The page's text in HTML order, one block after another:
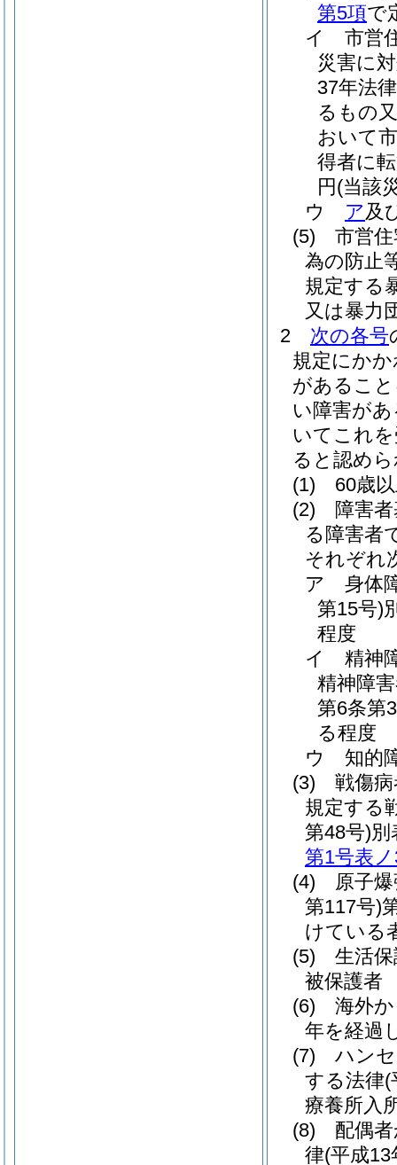
第5項で
イ
市営
災害に
37年法
るもの
おいて
得者に
円 (当該
ウ
ア及
(5)
市営
為の防止
規定する
又は暴力
2
次の各号
規定にか
があるこ
い障害が
いてこれ
ると認め
(1)
60歳
(2)
障害
る障害者
それぞれ
ア
身体
第15号)
程度
イ
精神
精神障
第6条第
る程度
ウ
知
(3)
戦傷
規定する
第48号)別
第1号表
(4)
原子
第117号)
けている
(5)
生活
被保護者
(6)
海外
年を経過
(7)
ハン
する法律(
療養所入
(8)
配偶
律(平成